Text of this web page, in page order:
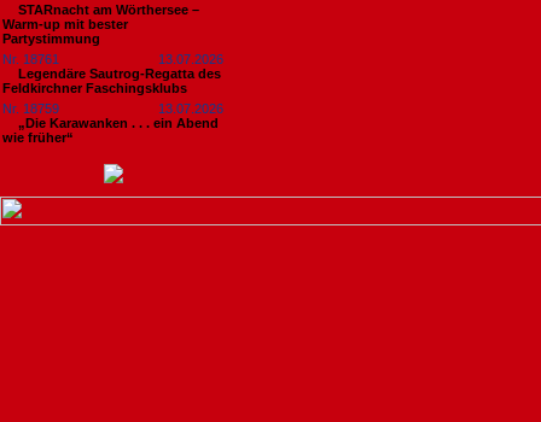
STARnacht am Wörthersee –
Warm-up mit bester
Partystimmung
Nr. 18761
13.07.2026
Legendäre Sautrog-Regatta des
Feldkirchner Faschingsklubs
Nr. 18759
13.07.2026
„Die Karawanken . . . ein Abend
wie früher“